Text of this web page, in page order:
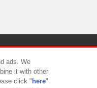
ント対応方針
ads. We
it with other
click " here"